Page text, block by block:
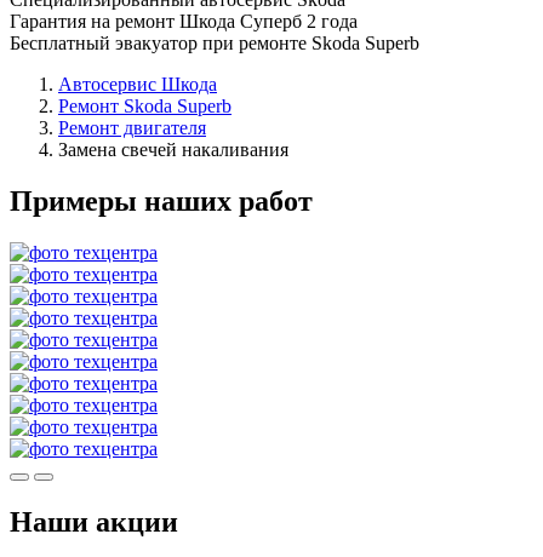
Гарантия на ремонт Шкода Суперб 2 года
Бесплатный эвакуатор при ремонте Skoda Superb
Автосервис Шкода
Ремонт Skoda Superb
Ремонт двигателя
Замена свечей накаливания
Примеры наших работ
Наши акции